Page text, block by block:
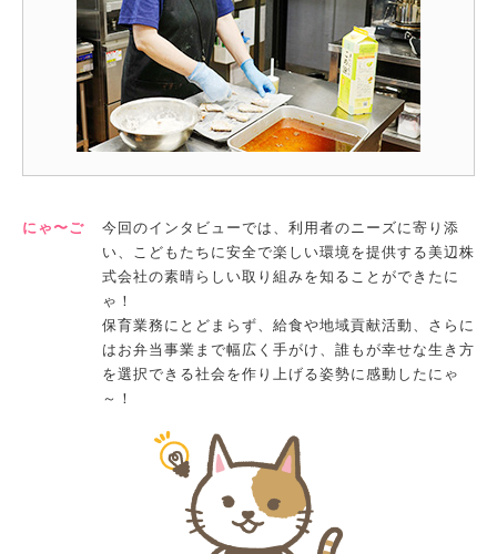
にゃ〜ご
今回のインタビューでは、利用者のニーズに寄り添
い、こどもたちに安全で楽しい環境を提供する美辺株
式会社の素晴らしい取り組みを知ることができたに
ゃ！
保育業務にとどまらず、給食や地域貢献活動、さらに
はお弁当事業まで幅広く手がけ、誰もが幸せな生き方
を選択できる社会を作り上げる姿勢に感動したにゃ
～！